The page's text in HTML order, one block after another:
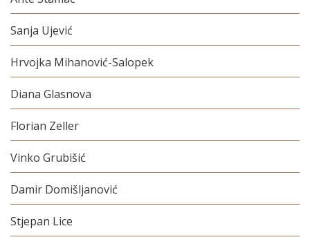
Sanja Ujević
Hrvojka Mihanović-Salopek
Diana Glasnova
Florian Zeller
Vinko Grubišić
Damir Domišljanović
Stjepan Lice